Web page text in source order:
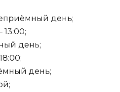
день;
день;
день;